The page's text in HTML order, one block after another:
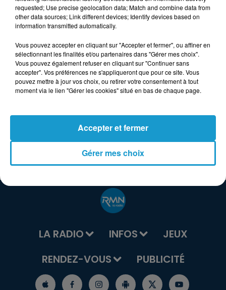
PAUL MC CARTNEY
Say Say Say
DANIEL BALAVOINE
Dieu Que C'est
Beau
CÉLINE DION
Bonjour, Pardon,
LA RADIO INFOS
JEUX
RENDEZ-VOUS
PUBLICITÉ
requested; Use precise geolocation data; Match and combine data from
other data sources; Link different devices; Identify devices based on
information transmitted automatically.
Vous pouvez accepter en cliquant sur "Accepter et fermer", ou affiner en
sélectionnant les finalités et/ou partenaires dans "Gérer mes choix".
Vous pouvez également refuser en cliquant sur "Continuer sans
accepter". Vos préférences ne s'appliqueront que pour ce site. Vous
pouvez mettre à jour vos choix, ou retirer votre consentement à tout
moment via le lien "Gérer les cookies" situé en bas de chaque page.
Gérer mes choix
Accepter et fermer